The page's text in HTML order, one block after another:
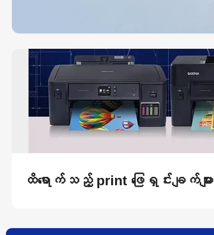
ထိရောက်သည့် print ဖြေရှင်းချက်များ